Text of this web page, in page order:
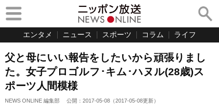
エンタメ ニュース スポーツ コラム ライフ
父と母にいい報告をしたいから頑張りまし
た。女子プロゴルフ･キム･ハヌル(28歳)ス
ポーツ人間模様
NEWS ONLINE 編集部 公開： 2017-05-08 （2017-05-08更新）